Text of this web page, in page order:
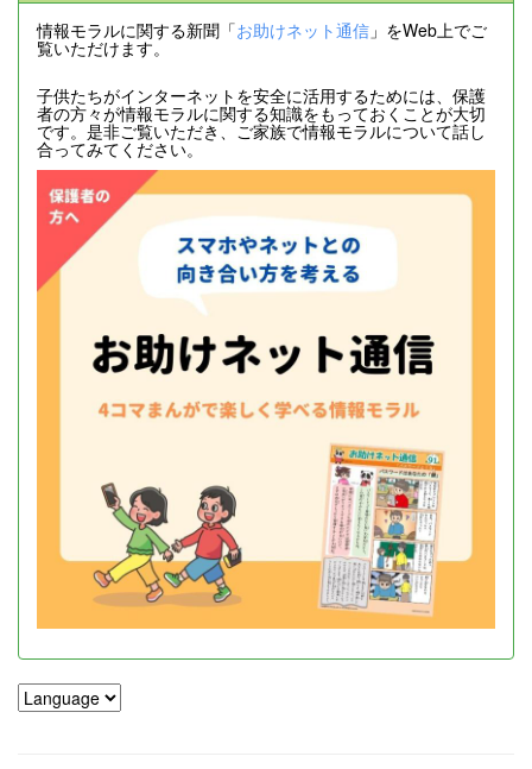
情報モラルに関する新聞「お助けネット通信 」をWeb上でご
覧いただけます。
子供たちがインターネットを安全に活用するためには、保護
者の方々が情報モラルに関する知識をもっておくことが大切
です。是非ご覧いただき、ご家族で情報モラルについて話し
合ってみてください。